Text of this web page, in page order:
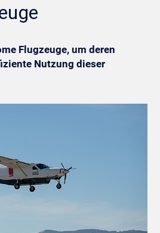
Flugzeuge, um deren
Nutzung dieser